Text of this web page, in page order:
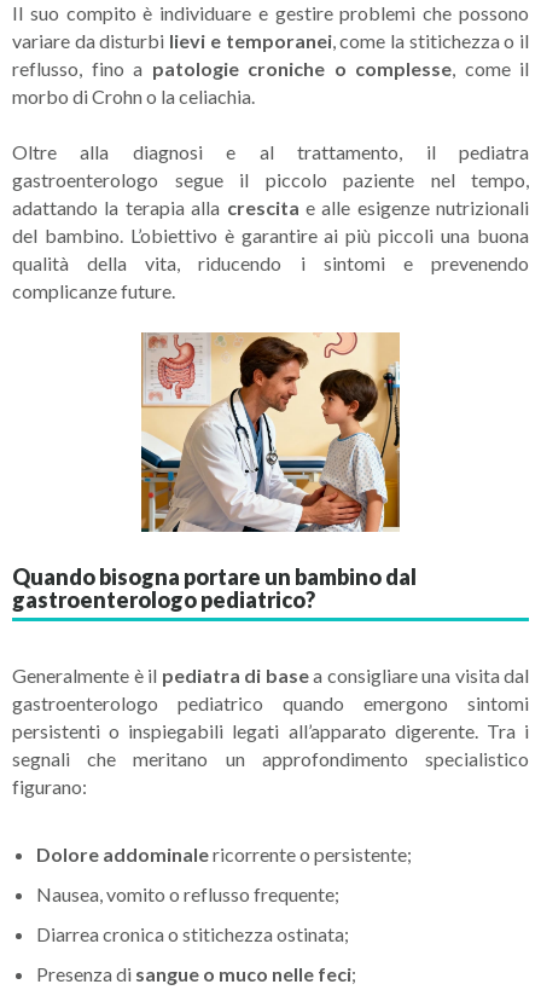
Il suo compito è individuare e gestire problemi che possono
variare da disturbi lievi e temporanei, come la stitichezza o il
reflusso, fino a patologie croniche o complesse, come il
morbo di Crohn o la celiachia.
Oltre alla diagnosi e al trattamento, il pediatra
gastroenterologo segue il piccolo paziente nel tempo,
adattando la terapia alla crescita e alle esigenze nutrizionali
del bambino. L’obiettivo è garantire ai più piccoli una buona
qualità della vita, riducendo i sintomi e prevenendo
complicanze future.
Quando bisogna portare un bambino dal
gastroenterologo pediatrico?
Generalmente è il pediatra di basea consigliare una visita dal
gastroenterologo pediatrico quando emergono sintomi
persistenti o inspiegabili legati all’apparato digerente. Tra i
segnali che meritano un approfondimento specialistico
figurano:
Dolore addominalericorrente o persistente;
Nausea, vomito o reflusso frequente;
Diarrea cronica o stitichezza ostinata;
Presenza di sangue o muco nelle feci;